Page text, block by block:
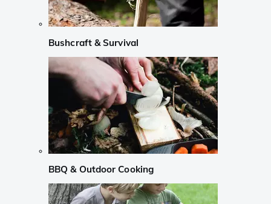
Bushcraft & Survival
BBQ & Outdoor Cooking